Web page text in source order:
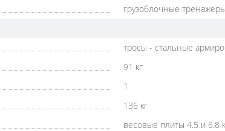
грузоблочные тренажеры
тросы - стальные
91 кг
1
136 кг
весовые плиты 4.5 и 6.8